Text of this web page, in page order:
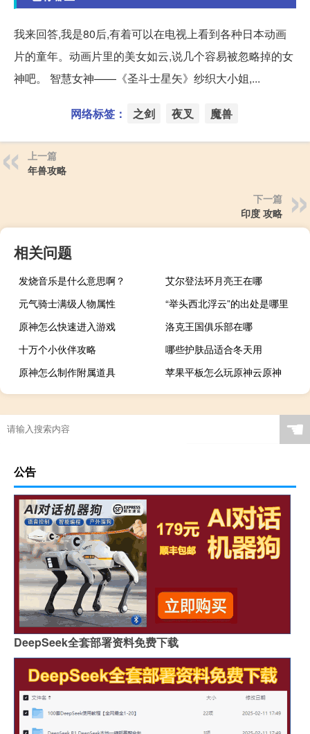
我来回答,我是80后,有着可以在电视上看到各种日本动画
片的童年。动画片里的美女如云,说几个容易被忽略掉的女
神吧。 智慧女神——《圣斗士星矢》纱织大小姐,...
网络标签： 之剑 夜叉 魔兽
上一篇
年兽攻略
下一篇
印度 攻略
相关问题
发烧音乐是什么意思啊？
艾尔登法环月亮王在哪
元气骑士满级人物属性
“举头西北浮云”的出处是哪里
原神怎么快速进入游戏
洛克王国俱乐部在哪
十万个小伙伴攻略
哪些护肤品适合冬天用
原神怎么制作附属道具
苹果平板怎么玩原神云原神
糖尿病人回老家过年吗
☚
公告
DeepSeek全套部署资料免费下载